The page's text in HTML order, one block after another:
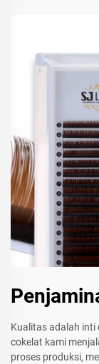
Kualitas adalah inti
cokelat kami
proses produksi,